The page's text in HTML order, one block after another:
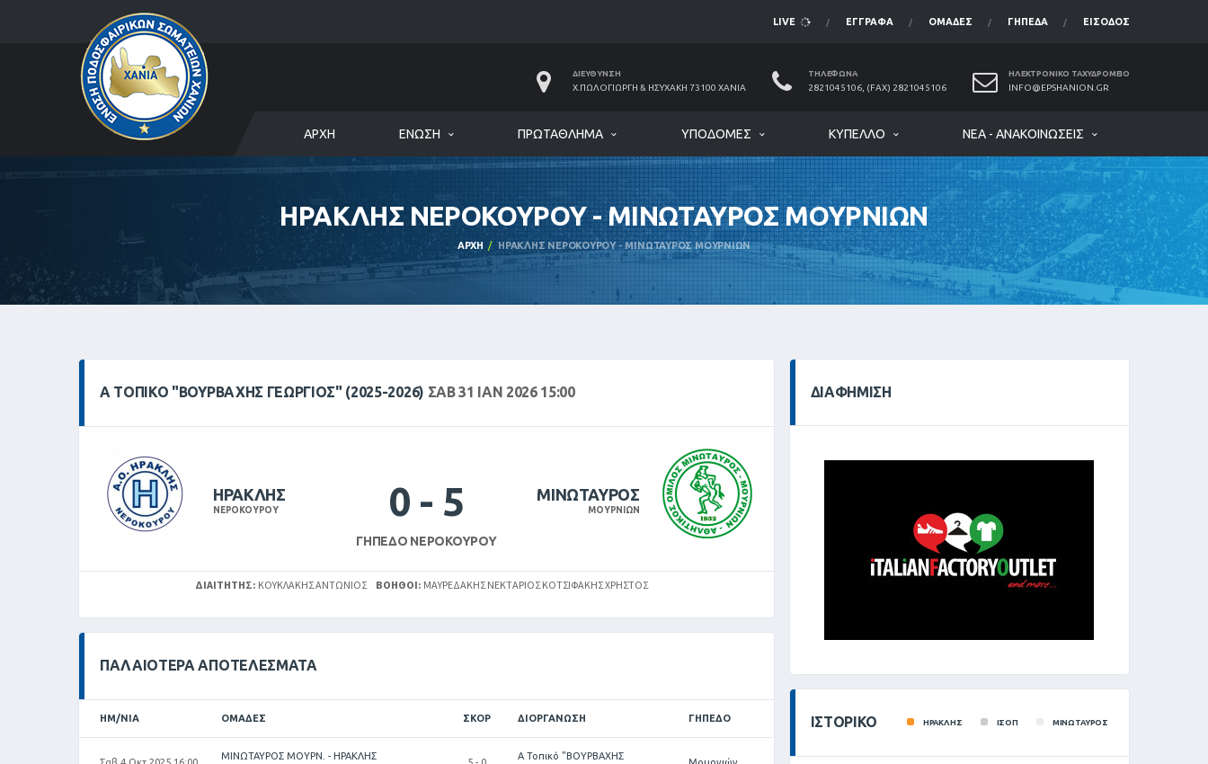
LIVE ΈΓΓΡΑΦΑ ΟΜΆΔΕΣ ΓΉΠΕΔΑ ΕΊΣΟΔΟΣ
ΔΙΕΎΘΥΝΣΗ
Χ.ΠΩΛΟΓΙΏΡΓΗ & ΗΣΥΧΆΚΗ 73100 ΧΑΝΙΆ
ΤΗΛΈΦΩΝΑ
2821045106, (FAX) 2821045106
ΗΛΕΚΤΡΟΝΙΚΌ ΤΑΧΥΔΡΟΜΕΊΟ
INFO@EPSHANION.GR
ΑΡΧΉ ΈΝΩΣΗ ΠΡΩΤΆΘΛΗΜΑ ΥΠΟΔΟΜΈΣ ΚΎΠΕΛΛΟ ΝΈΑ - ΑΝΑΚΟΙΝΏΣΕΙΣ
ΗΡΑΚΛΗΣ ΝΕΡΟΚΟΥΡΟΥ - ΜΙΝΩΤΑΥΡΟΣ ΜΟΥΡΝΙΩΝ
ΑΡΧΉ ΗΡΑΚΛΗΣ ΝΕΡΟΚΟΥΡΟΥ - ΜΙΝΩΤΑΥΡΟΣ ΜΟΥΡΝΙΩΝ
Α ΤΟΠΙΚΌ "ΒΟΥΡΒΑΧΗΣ ΓΕΩΡΓΙΟΣ" (2025-2026) ΣΑΒ 31 ΙΑΝ 2026 15:00
ΗΡΑΚΛΗΣ
ΝΕΡΟΚΟΥΡΟΥ 0 - 5
ΓΉΠΕΔΟ ΝΕΡΟΚΟΎΡΟΥ
ΜΙΝΩΤΑΥΡΟΣ
ΜΟΥΡΝΙΩΝ
ΔΙΑΙΤΗΤΉΣ: ΚΟΥΚΛΆΚΗΣ ΑΝΤΏΝΙΟΣ ΒΟΗΘΟΊ: ΜΑΥΡΕΔΑΚΗΣ ΝΕΚΤΑΡΙΟΣ ΚΟΤΣΙΦΆΚΗΣ ΧΡΉΣΤΟΣ
ΠΑΛΑΙΌΤΕΡΑ ΑΠΟΤΕΛΈΣΜΑΤΑ
ΗΜ/ΝΊΑ ΟΜΆΔΕΣ ΣΚΟΡ ΔΙΟΡΓΆΝΩΣΗ ΓΉΠΕΔΟ
Σαβ 4 Οκτ 2025 16:00
ΜΙΝΩΤΑΥΡΟΣ ΜΟΥΡΝ. - ΗΡΑΚΛΗΣ
5 - 0
Α Τοπικό "ΒΟΥΡΒΑΧΗΣ
Μουρνιών
ΔΙΑΦΉΜΙΣΗ
ΙΣΤΟΡΙΚΌ ΗΡΑΚΛΗΣ ΙΣΟΠ ΜΙΝΩΤΑΥΡΟΣ